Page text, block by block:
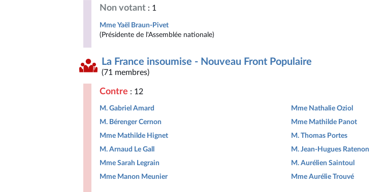
Non votant : 1
Mme Yaël Braun-Pivet
(Présidente de l'Assemblée nationale)
La France insoumise - Nouveau Front Populaire
(71 membres)
Contre : 12
M. Gabriel Amard
M. Bérenger Cernon
Mme Mathilde Hignet
M. Arnaud Le Gall
Mme Sarah Legrain
Mme Manon Meunier
Mme Nathalie Oziol
Mme Mathilde Panot
M. Thomas Portes
M. Jean-Hugues Ratenon
M. Aurélien Saintoul
Mme Aurélie Trouvé